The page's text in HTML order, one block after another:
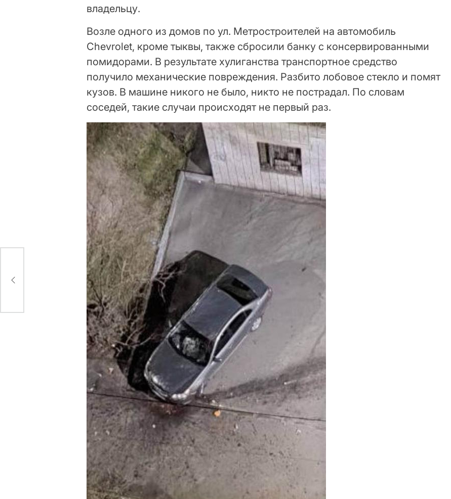
владельцу.
Возле одного из домов по ул. Метростроителей на автомобиль
Chevrolet, кроме тыквы, также сбросили банку с консервированными
помидорами. В результате хулиганства транспортное средство
получило механические повреждения. Разбито лобовое стекло и помят
кузов. В машине никого не было, никто не пострадал. По словам
соседей, такие случаи происходят не первый раз.